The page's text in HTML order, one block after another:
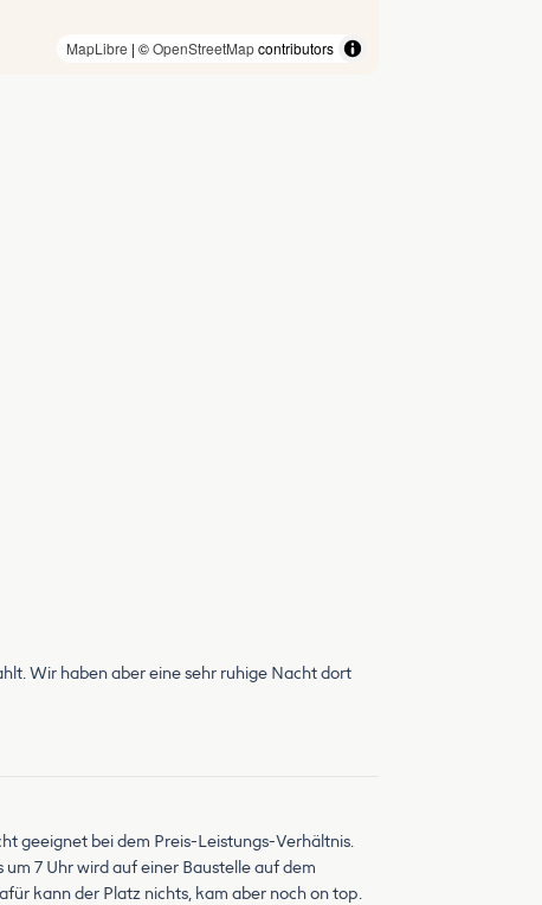
MapLibre | ©OpenStreetMapcontributors
Wir haben aber eine sehr ruhige Nacht dort
geeignet bei dem Preis-Leistungs-Verhältnis.
7 Uhr wird auf einer Baustelle auf dem
kann der Platz nichts, kam aber noch on top.